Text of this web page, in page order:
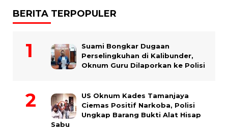
BERITA TERPOPULER
Suami Bongkar Dugaan
Perselingkuhan di Kalibunder,
Oknum Guru Dilaporkan ke Polisi
US Oknum Kades Tamanjaya
Ciemas Positif Narkoba, Polisi
Ungkap Barang Bukti Alat Hisap
Sabu